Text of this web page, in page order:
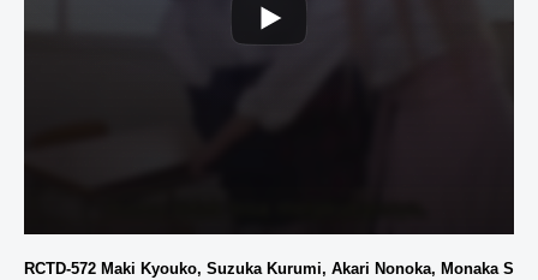
RCTD-572 Maki Kyouko, Suzuka Kurumi, Akari Nonoka, Monaka